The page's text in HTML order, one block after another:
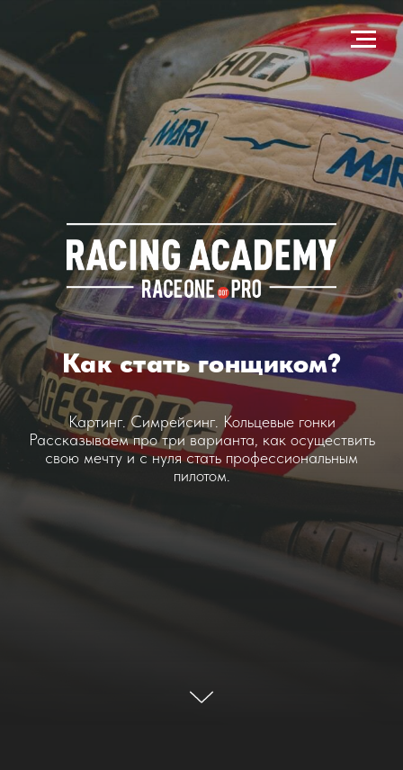
Как стать гонщиком?
Картинг. Симрейсинг. Кольцевые гонки
Рассказываем про три варианта, как осуществить
свою мечту и с нуля стать профессиональным
пилотом.